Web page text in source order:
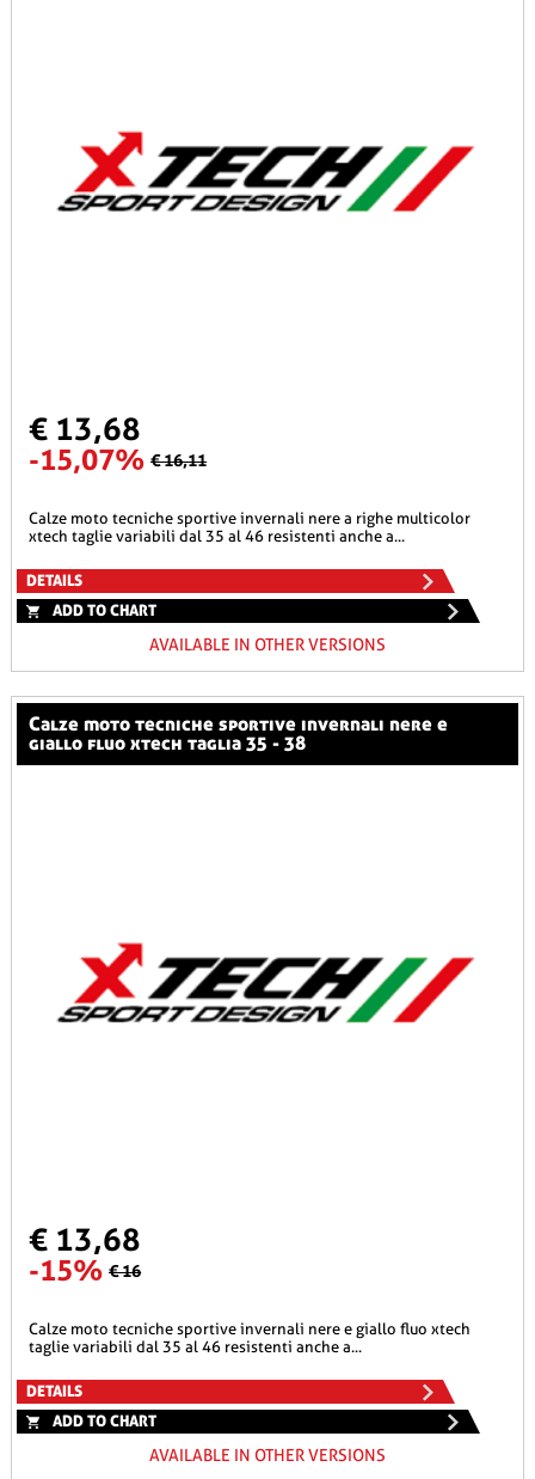
€ 13,68
-15,07% € 16,11
calze moto tecniche sportive invernali nere a righe multicolor
xtech taglie variabili dal 35 al 46 resistenti anche a...
DETAILS
ADD TO CHART
AVAILABLE IN OTHER VERSIONS
calze moto tecniche sportive invernali nere e
giallo fluo xtech taglia 35 - 38
€ 13,68
-15% € 16
calze moto tecniche sportive invernali nere e giallo fluo xtech
taglie variabili dal 35 al 46 resistenti anche a...
DETAILS
ADD TO CHART
AVAILABLE IN OTHER VERSIONS